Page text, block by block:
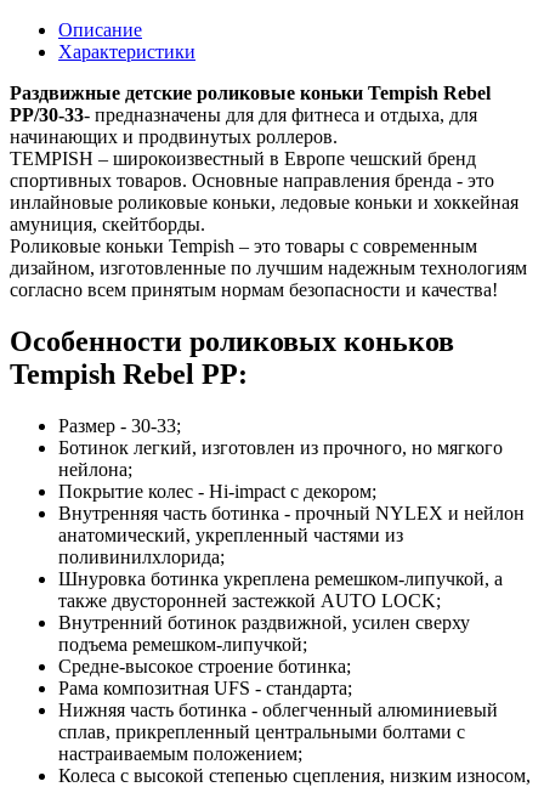
Описание
Характеристики
Раздвижные детские роликовые коньки Tempish Rebel
PP/30-33- предназначены для для фитнеса и отдыха, для
начинающих и продвинутых роллеров.
TEMPISH – широкоизвестный в Европе чешский бренд
спортивных товаров. Основные направления бренда - это
инлайновые роликовые коньки, ледовые коньки и хоккейная
амуниция, скейтборды.
Роликовые коньки Tempish – это товары с современным
дизайном, изготовленные по лучшим надежным технологиям
согласно всем принятым нормам безопасности и качества!
Особенности роликовых коньков
Tempish Rebel PP:
Размер - 30-33;
Ботинок легкий, изготовлен из прочного, но мягкого
нейлона;
Покрытие колес - Hi-impact с декором;
Внутренняя часть ботинка - прочный NYLEX и нейлон
анатомический, укрепленный частями из
поливинилхлорида;
Шнуровка ботинка укреплена ремешком-липучкой, а
также двусторонней застежкой AUTO LOCK;
Внутренний ботинок раздвижной, усилен сверху
подъема ремешком-липучкой;
Средне-высокое строение ботинка;
Рама композитная UFS - стандарта;
Нижняя часть ботинка - облегченный алюминиевый
сплав, прикрепленный центральными болтами с
настраиваемым положением;
Колеса с высокой степенью сцепления, низким износом,